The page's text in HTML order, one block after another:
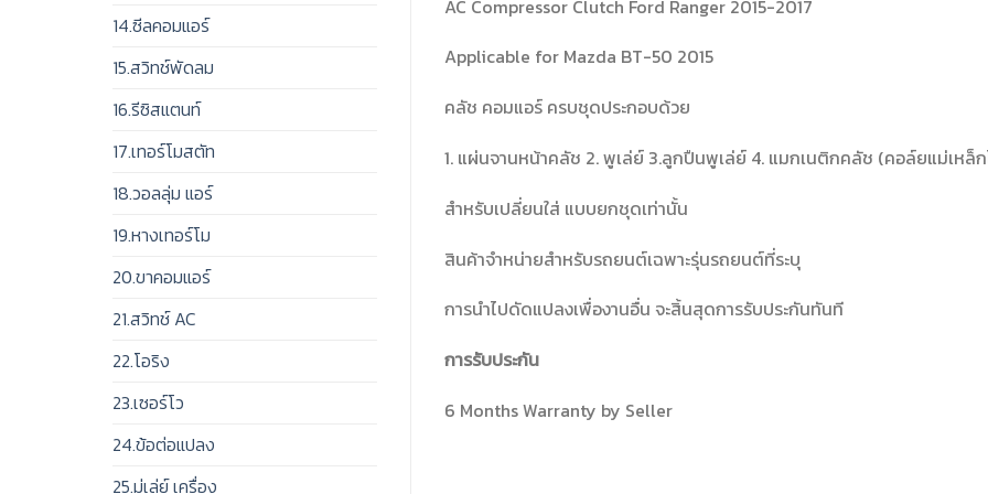
14.ซีลคอมแอร์
15.สวิทช์พัดลม
16.รีซิสแตนท์
17.เทอร์โมสตัท
18.วอลลุ่ม แอร์
19.หางเทอร์โม
20.ขาคอมแอร์
21.สวิทช์ AC
22.โอริง
23.เซอร์โว
24.ข้อต่อแปลง
25.มู่เล่ย์ เครื่อง
AC Compressor Clutch Ford Ranger 2015-2017
Applicable for Mazda BT-50 2015
คลัช คอมแอร์ ครบชุดประกอบด้วย
1. แผ่นจานหน้าคลัช 2. พูเล่ย์ 3.ลูกปืนพูเล่ย์ 4. แมกเนติกคลัช (คอล์ยแม่เหล็
สำหรับเปลี่ยนใส่ แบบยกชุดเท่านั้น
สินค้าจำหน่ายสำหรับรถยนต์เฉพาะรุ่นรถยนต์ที่ระบุ
การนำไปดัดแปลงเพื่องานอื่น จะสิ้นสุดการรับประกันทันที
การรับประกัน
6 Months Warranty by Seller